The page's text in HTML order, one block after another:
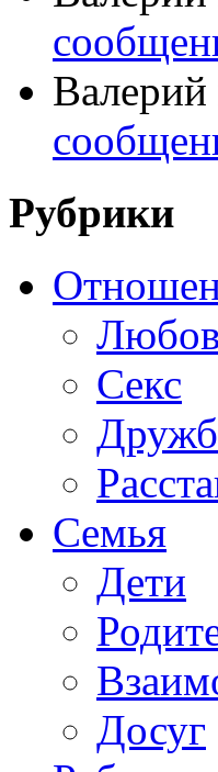
Валерий
Рубрики
Секс
Семья
Дети
Досуг